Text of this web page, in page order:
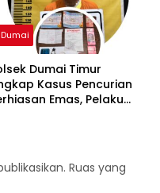
Dumai
Dumai Timur
Kasus Pencurian
Emas, Pelaku
Ruas yang